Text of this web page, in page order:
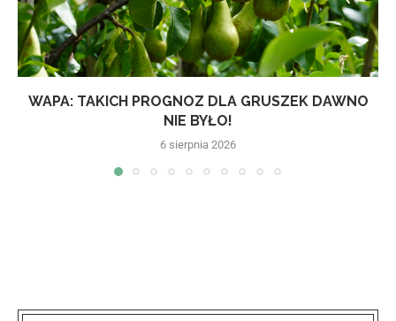
WAPA: TAKICH PROGNOZ DLA GRUSZEK DAWNO
NIE BYŁO!
6 sierpnia 2026